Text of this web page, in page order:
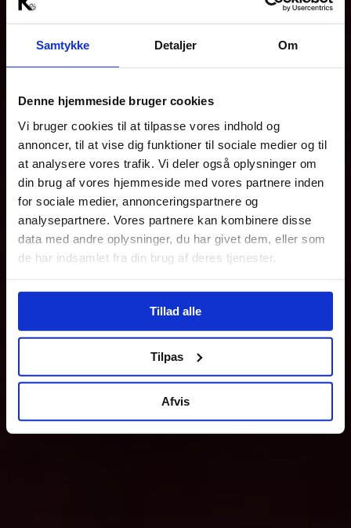
Samtykke Detaljer Om
Denne hjemmeside bruger cookies
Vi bruger cookies til at tilpasse vores indhold og
annoncer, til at vise dig funktioner til sociale medier og til
at analysere vores trafik. Vi deler også oplysninger om
din brug af vores hjemmeside med vores partnere inden
for sociale medier, annonceringspartnere og
analysepartnere. Vores partnere kan kombinere disse
data med andre oplysninger, du har givet dem, eller som
de har indsamlet fra din brug af deres tjenester.
Tillad alle
Tilpas
Afvis